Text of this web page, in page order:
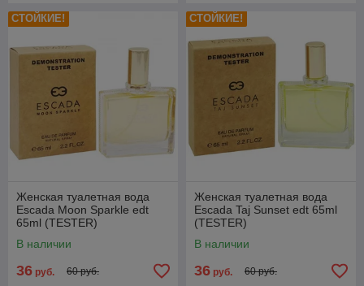
СТОЙКИЕ!
Женская туалетная вода
Escada Moon Sparkle edt
65ml (TESTER)
В наличии
36 руб. 60 руб.
СТОЙКИЕ!
Женская туалетная вода
Escada Taj Sunset edt 65ml
(TESTER)
В наличии
36 руб. 60 руб.